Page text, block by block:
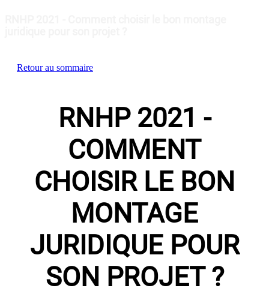
Retour au sommaire
RNHP 2021 -
COMMENT
CHOISIR LE BON
MONTAGE
JURIDIQUE POUR
SON PROJET ?